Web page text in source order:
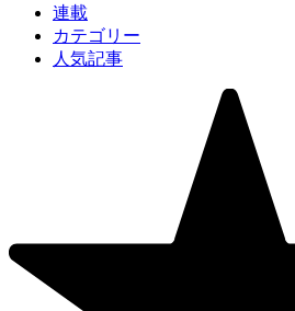
連載
カテゴリー
人気記事